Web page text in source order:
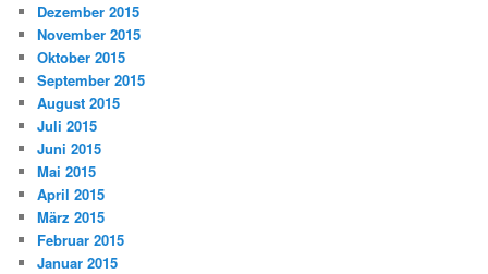
Dezember 2015
November 2015
Oktober 2015
September 2015
August 2015
Juli 2015
Juni 2015
Mai 2015
April 2015
März 2015
Februar 2015
Januar 2015